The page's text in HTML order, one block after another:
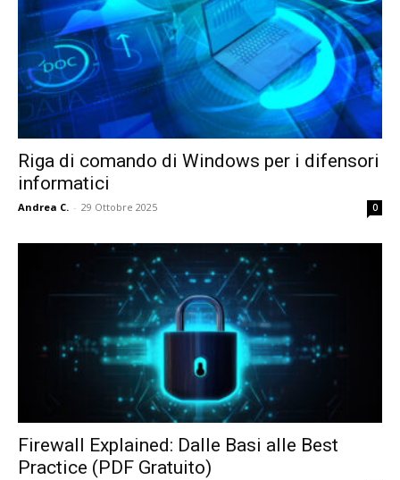
Riga di comando di Windows per i difensori
informatici
Andrea C. - 29 Ottobre 2025 0
Firewall Explained: Dalle Basi alle Best
Practice (PDF Gratuito)